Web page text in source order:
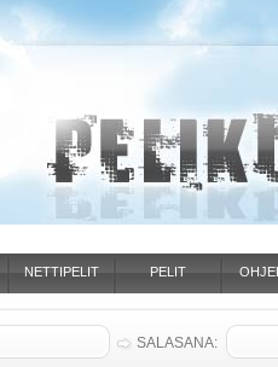
NETTIPELIT PELIT
SALASANA: